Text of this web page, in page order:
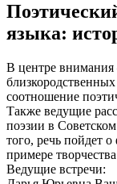
языка:
В центре внимания
соотношение
Также ведущие
поэзии в
того, речь пойдет
примере
Ведущие встречи: